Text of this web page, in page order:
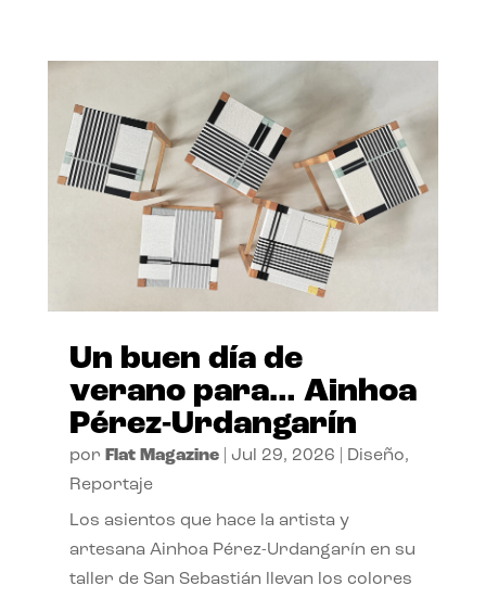
Un buen día de
verano para… Ainhoa
Pérez-Urdangarín
por Flat Magazine| Jul 29, 2026 Diseño,
Reportaje
Los asientos que hace la artista y
artesana Ainhoa Pérez-Urdangarín en su
taller de San Sebastián llevan los colores